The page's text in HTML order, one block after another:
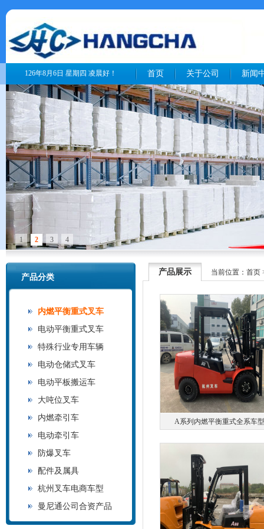
126年8月6日 星期四 凌晨好！ 首页 关于公司 新闻
1 2 3 4
产品分类
内燃平衡重式叉车
电动平衡重式叉车
特殊行业专用车辆
电动仓储式叉车
电动平板搬运车
大吨位叉车
内燃牵引车
电动牵引车
防爆叉车
配件及属具
杭州叉车电商车型
曼尼通公司合资产品
产品展示 当前位置： 首页
A系列内燃平衡重式全系车型